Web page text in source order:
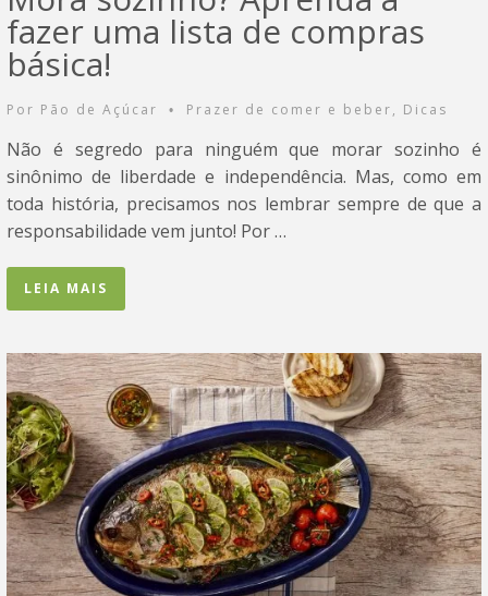
fazer uma lista de compras
básica!
Por Pão de Açúcar • Prazer de comer e beber, Dicas
Não é segredo para ninguém que morar sozinho é
sinônimo de liberdade e independência. Mas, como em
toda história, precisamos nos lembrar sempre de que a
responsabilidade vem junto! Por …
LEIA MAIS